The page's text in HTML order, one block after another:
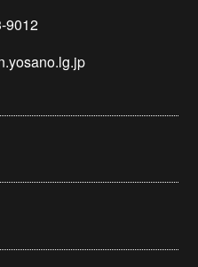
9012